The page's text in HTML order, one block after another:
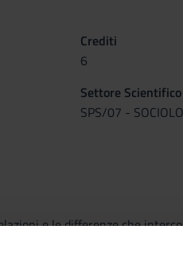
Crediti
6
Settore
SPS/07 -
e le differenze che
della Postmodernità,